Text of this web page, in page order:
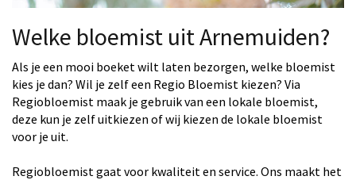
Welke bloemist uit Arnemuiden?
Als je een mooi boeket wilt laten bezorgen, welke bloemist
kies je dan? Wil je zelf een Regio Bloemist kiezen? Via
Regiobloemist maak je gebruik van een lokale bloemist,
deze kun je zelf uitkiezen of wij kiezen de lokale bloemist
voor je uit.
Regiobloemist gaat voor kwaliteit en service. Ons maakt het